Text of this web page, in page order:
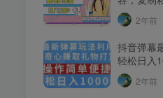
2年前
抖音弹幕
轻松日入
2年前